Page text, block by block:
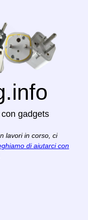
gadgets
lavori in corso, ci
di aiutarci con